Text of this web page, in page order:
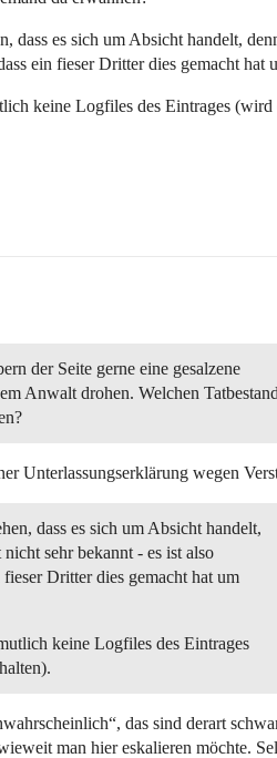
dass es sich um Absicht handelt,
ein fieser Dritter dies gemacht hat
keine Logfiles des Eintrages
der Seite gerne eine gesalzene
Anwalt drohen. Welchen Tatbestand
Unterlassungserklärung wegen
dass es sich um Absicht handelt,
sehr bekannt - es ist also
Dritter dies gemacht hat um
keine Logfiles des Eintrages
das sind derart
man hier eskalieren möchte.